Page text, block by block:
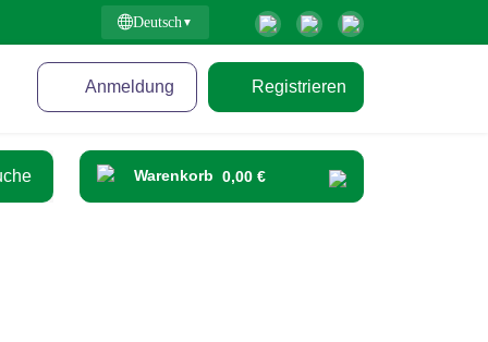
Deutsch
Registrieren
Anmeldung
Warenkorb 0,00 €